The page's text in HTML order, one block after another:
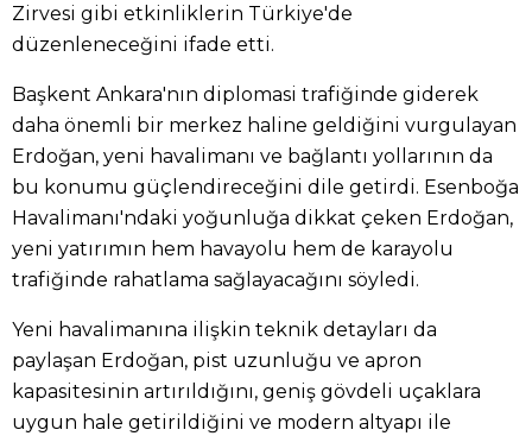
Zirvesi gibi etkinliklerin Türkiye'de
düzenleneceğini ifade etti.
Başkent Ankara'nın diplomasi trafiğinde giderek
daha önemli bir merkez haline geldiğini vurgulayan
Erdoğan, yeni havalimanı ve bağlantı yollarının da
bu konumu güçlendireceğini dile getirdi. Esenboğa
Havalimanı'ndaki yoğunluğa dikkat çeken Erdoğan,
yeni yatırımın hem havayolu hem de karayolu
trafiğinde rahatlama sağlayacağını söyledi.
Yeni havalimanına ilişkin teknik detayları da
paylaşan Erdoğan, pist uzunluğu ve apron
kapasitesinin artırıldığını, geniş gövdeli uçaklara
uygun hale getirildiğini ve modern altyapı ile